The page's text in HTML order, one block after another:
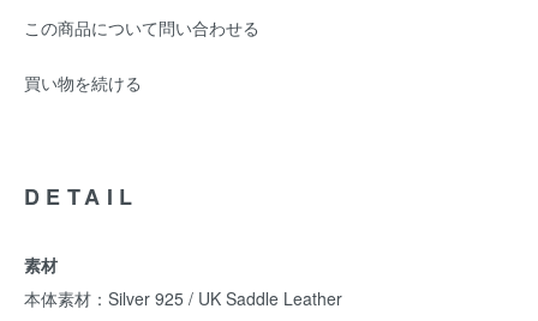
この商品について問い合わせる
買い物を続ける
DETAIL
素材
本体素材：Silver 925 / UK Saddle Leather